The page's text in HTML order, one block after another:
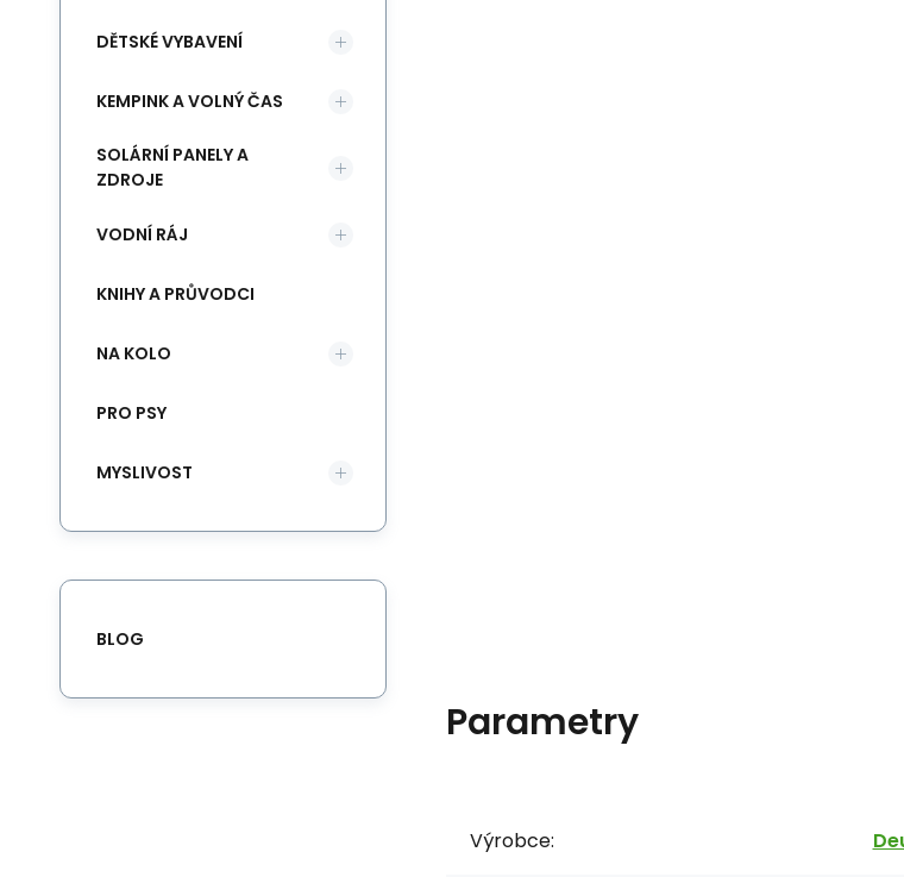
Parametry
Výrobce:
DĚTSKÉ VYBAVENÍ
KEMPINK A VOLNÝ ČAS
SOLÁRNÍ PANELY A
ZDROJE
VODNÍ RÁJ
KNIHY A PRŮVODCI
NA KOLO
PRO PSY
MYSLIVOST
BLOG